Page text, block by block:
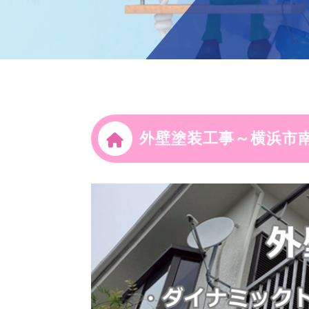
外壁塗装工事～横浜市